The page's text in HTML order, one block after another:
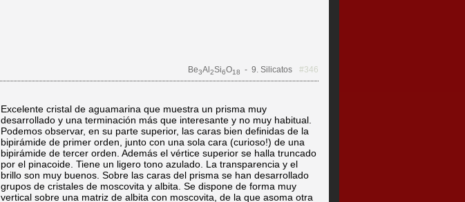
Be3Al 2Si6O18 - 9. Silicatos
#346
Excelente cristal de aguamarina que muestra un prisma muy
desarrollado y una terminación más que interesante y no muy habitual.
Podemos observar, en su parte superior, las caras bien definidas de la
bipirámide de primer orden, junto con una sola cara (curioso!) de una
bipirámide de tercer orden. Además el vértice superior se halla truncado
por el pinacoide. Tiene un ligero tono azulado. La transparencia y el
brillo son muy buenos. Sobre las caras del prisma se han desarrollado
grupos de cristales de moscovita y albita. Se dispone de forma muy
vertical sobre una matriz de albita con moscovita, de la que asoma otra